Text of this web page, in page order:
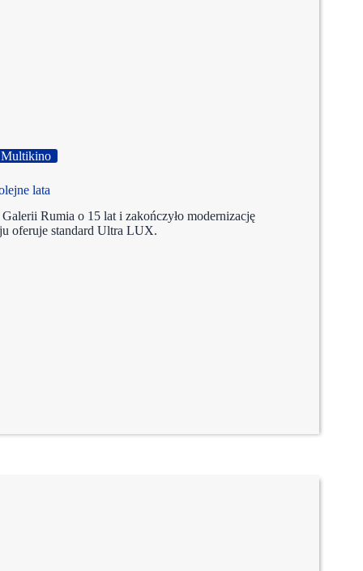
Multikino
lata
Rumia o 15 lat i zakończyło modernizację
oferuje standard Ultra LUX.